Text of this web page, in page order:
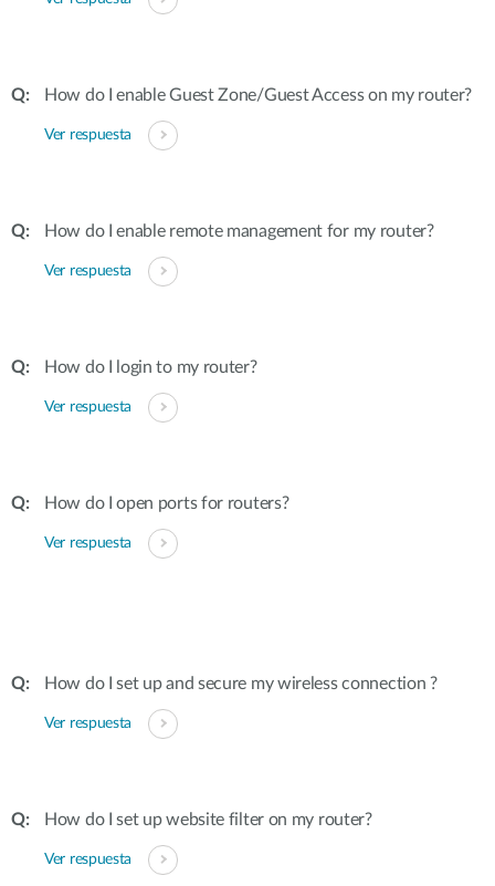
How do I enable Guest Zone/Guest Access on my router?
Ver respuesta
How do I enable remote management for my router?
Ver respuesta
How do I login to my router?
Ver respuesta
How do I open ports for routers?
Ver respuesta
How do I set up and secure my wireless connection ?
Ver respuesta
How do I set up website filter on my router?
Ver respuesta